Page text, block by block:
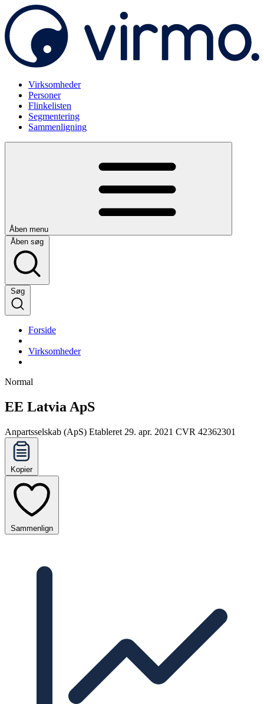
Virksomheder
Personer
Flinkelisten
Segmentering
Sammenligning
Åben menu
Åben søg
Søg
Forside
Virksomheder
Normal
EE Latvia ApS
Anpartsselskab (ApS) Etableret 29. apr. 2021 CVR 42362301
Kopier
Sammenlign